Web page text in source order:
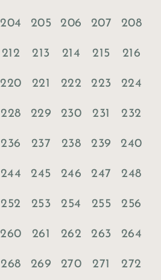
204 205 206 207 208
212 213 214 215 216
220 221 222 223 224
228 229 230 231 232
236 237 238 239 240
244 245 246 247 248
252 253 254 255 256
260 261 262 263 264
268 269 270 271 272